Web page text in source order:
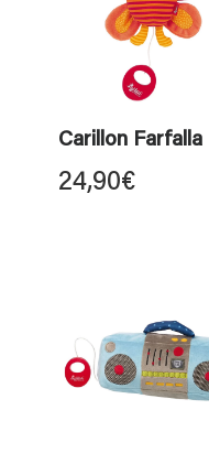
Carillon Farfalla
24,90€